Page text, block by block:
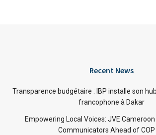
Recent News
Transparence budgétaire : IBP installe son
francophone à Dakar
Empowering Local Voices: JVE Cameroon
Communicators Ahead of COP